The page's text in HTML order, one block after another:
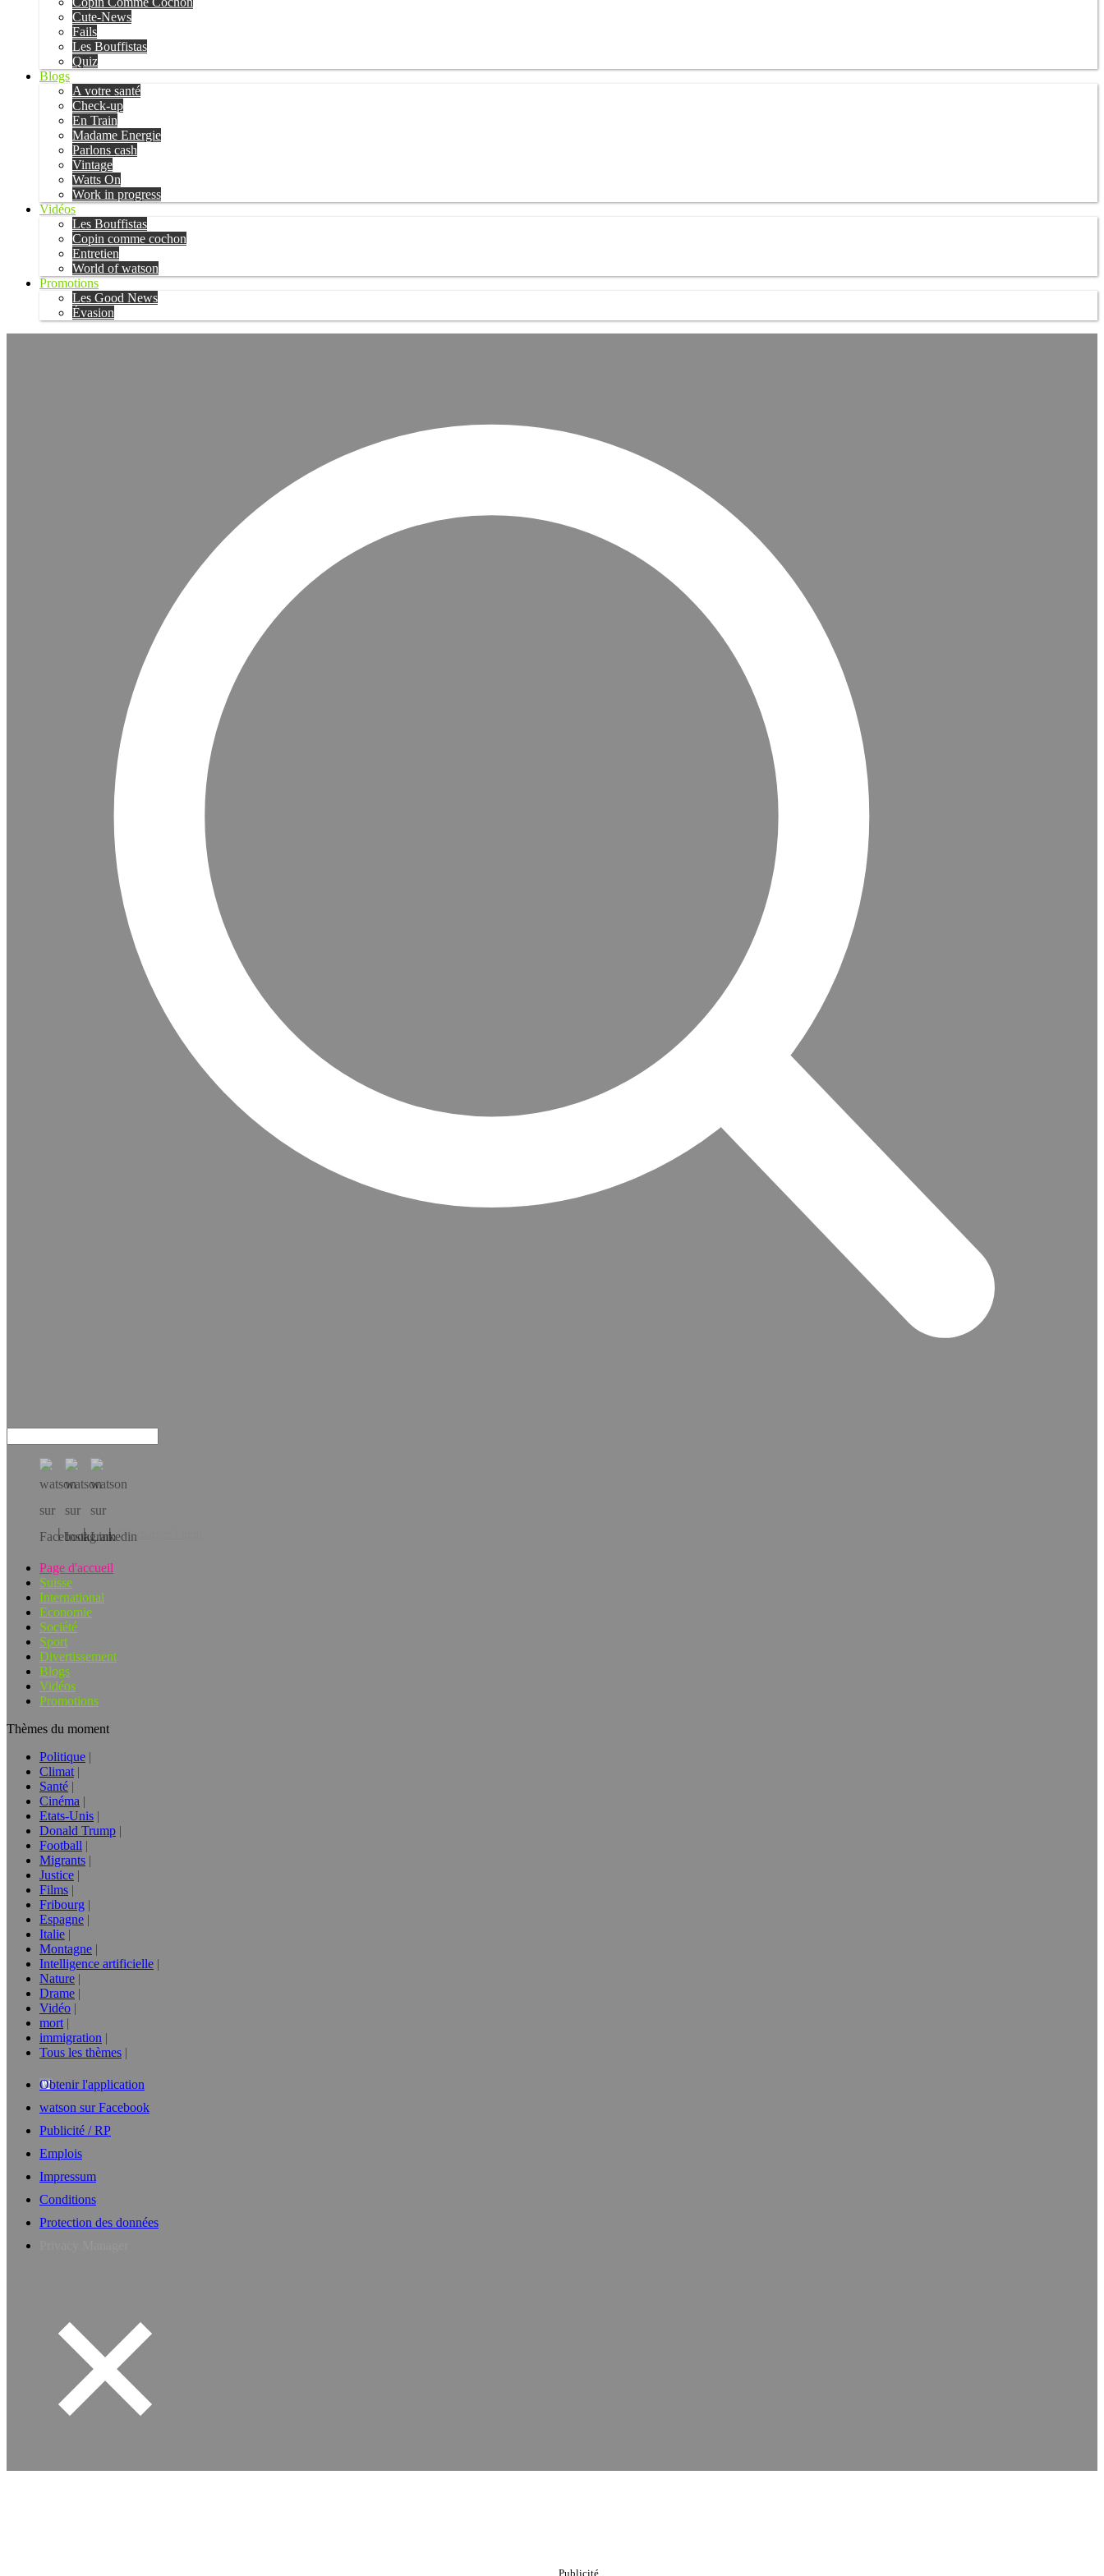
Cute-News
Fails
Les Bouffistas
Quiz
Blogs
A votre santé
Check-up
En Train
Madame Energie
Parlons cash
Vintage
Watts On
Work in progress
Vidéos
Les Bouffistas
Copin comme cochon
Entretien
World of watson
Promotions
Les Good News
Évasion
Téléchargez l’app!
Page d'accueil
Suisse
International
Economie
Société
Sport
Divertissement
Blogs
Vidéos
Promotions
Thèmes du moment
Politique
Climat
Santé
Cinéma
Etats-Unis
Donald Trump
Football
Migrants
Justice
Films
Fribourg
Espagne
Italie
Montagne
Intelligence artificielle
Nature
Drame
Vidéo
mort
immigration
Tous les thèmes
Obtenir l'application
watson sur Facebook
Publicité / RP
Emplois
Impressum
Conditions
Protection des données